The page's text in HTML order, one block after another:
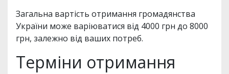
Загальна вартість отримання громадянства
України може варіюватися від 4000 грн до 8000
грн, залежно від ваших потреб.
Терміни отримання